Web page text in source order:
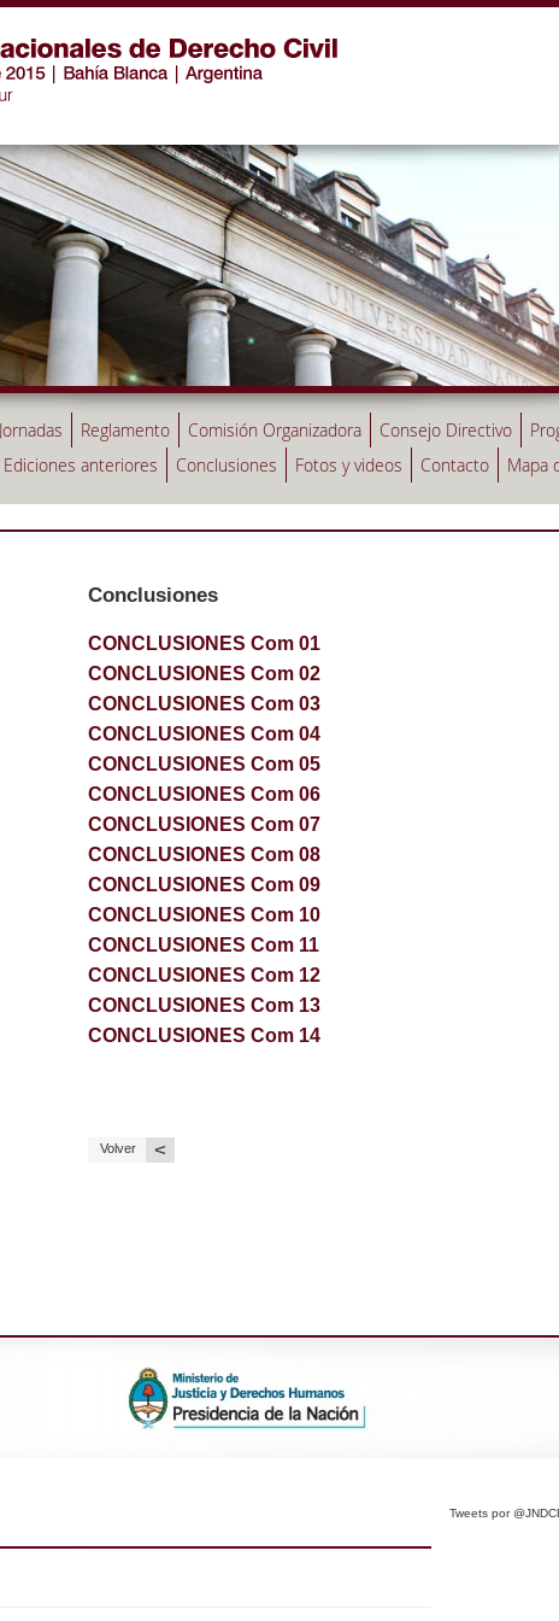
Reglamento Comisión Organizadora Consejo Directivo
Ediciones anteriores Conclusiones Fotos y videos Contacto Mapa
Conclusiones
CONCLUSIONES Com 01
CONCLUSIONES Com 02
CONCLUSIONES Com 03
CONCLUSIONES Com 04
CONCLUSIONES Com 05
CONCLUSIONES Com 06
CONCLUSIONES Com 07
CONCLUSIONES Com 08
CONCLUSIONES Com 09
CONCLUSIONES Com 10
CONCLUSIONES Com 11
CONCLUSIONES Com 12
CONCLUSIONES Com 13
CONCLUSIONES Com 14
Volver <
Tweets por